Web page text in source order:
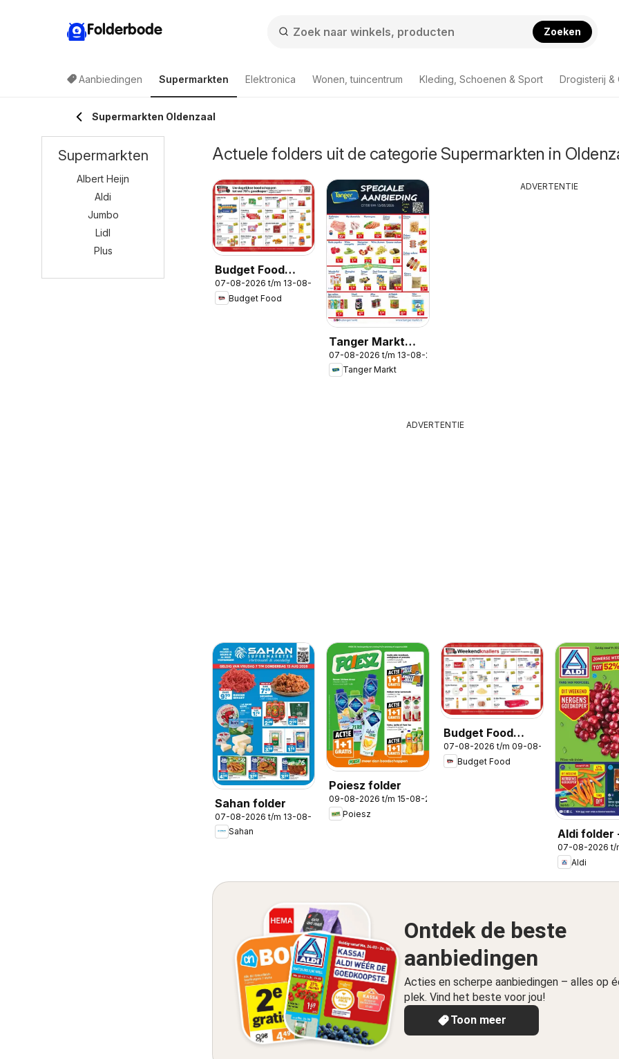
Folderbode Zoeken
Aanbiedingen Supermarkten Elektronica Wonen, tuincentrum Kleding, Schoenen & Sport Drogisterij &
Supermarkten Oldenzaal
Actuele folders uit de categorie Supermarkten in
Budget Food
folder
07-08-2026 t/m 13-08-2026
Budget Food
Tanger Markt
folder
07-08-2026 t/m 13-08-2026
Tanger Markt
ADVERTENTIE
ADVERTENTIE
Sahan folder
07-08-2026 t/m 13-08-2026
Sahan
Poiesz folder
09-08-2026 t/m 15-08-2026
Poiesz
Budget Food
folder -
Weekendfolder
07-08-2026 t/m 09-08-2026
Budget Food
Aldi folder
07-08-2026 t/
Aldi
Ontdek de beste
aanbiedingen
Acties en scherpe aanbiedingen – alles op
plek. Vind het beste voor jou!
Toon meer
Supermarkten
Albert Heijn
Aldi
Jumbo
Lidl
Plus